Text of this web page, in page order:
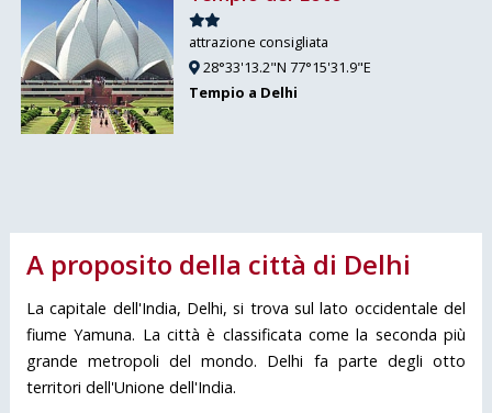
attrazione consigliata
28°33'13.2"N 77°15'31.9"E
Tempio a Delhi
A proposito della città di Delhi
La capitale dell'India, Delhi, si trova sul lato occidentale del
fiume Yamuna. La città è classificata come la seconda più
grande metropoli del mondo. Delhi fa parte degli otto
territori dell'Unione dell'India.